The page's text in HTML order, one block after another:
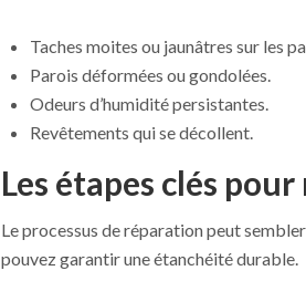
Taches moites ou jaunâtres sur les
Parois déformées ou gondolées.
Odeurs d’humidité persistantes.
Revêtements qui se décollent.
Les étapes clés
Le processus de réparation peut
pouvez garantir une étanchéité durable.